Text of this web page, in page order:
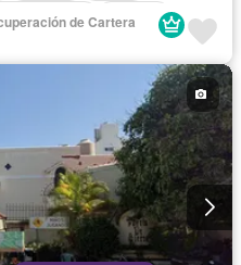
por cable
Terraza
de Cartera